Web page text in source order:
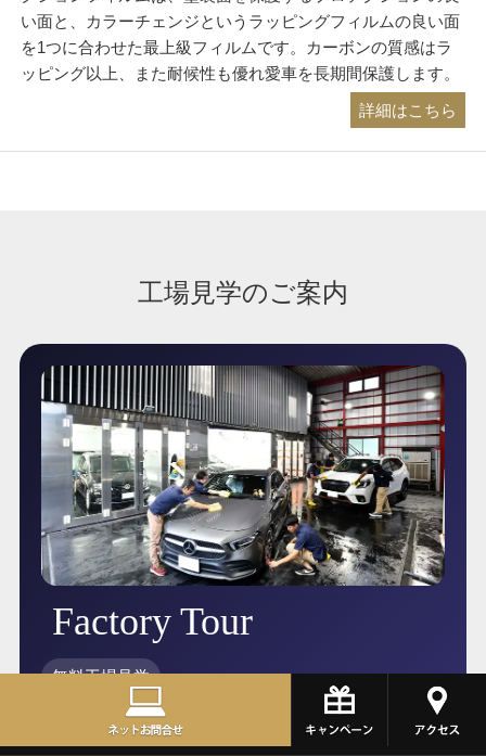
い面と、カラーチェンジというラッピングフィルムの良い面
を1つに合わせた最上級フィルムです。カーボンの質感はラ
ッピング以上、また耐候性も優れ愛車を長期間保護します。
詳細はこちら
工場見学のご案内
Factory Tour
無料工場見学
実際にご予約をいただく前に、
お客様の目で、働くスタッフやお店の雰囲気、設備